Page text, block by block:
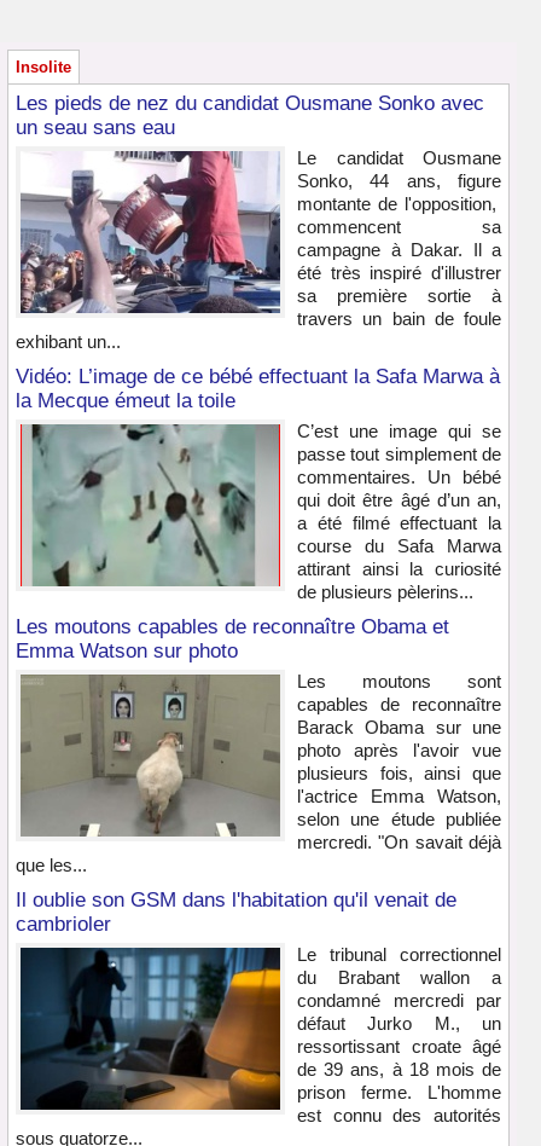
Insolite
Les pieds de nez du candidat Ousmane Sonko avec
un seau sans eau
Le candidat Ousmane
Sonko, 44 ans, figure
montante de l'opposition,
commencent sa
campagne à Dakar. Il a
été très inspiré d'illustrer
sa première sortie à
travers un bain de foule
exhibant un...
Vidéo: L’image de ce bébé effectuant la Safa Marwa à
la Mecque émeut la toile
C’est une image qui se
passe tout simplement de
commentaires. Un bébé
qui doit être âgé d’un an,
a été filmé effectuant la
course du Safa Marwa
attirant ainsi la curiosité
de plusieurs pèlerins...
Les moutons capables de reconnaître Obama et
Emma Watson sur photo
Les moutons sont
capables de reconnaître
Barack Obama sur une
photo après l'avoir vue
plusieurs fois, ainsi que
l'actrice Emma Watson,
selon une étude publiée
mercredi. "On savait déjà
que les...
Il oublie son GSM dans l'habitation qu'il venait de
cambrioler
Le tribunal correctionnel
du Brabant wallon a
condamné mercredi par
défaut Jurko M., un
ressortissant croate âgé
de 39 ans, à 18 mois de
prison ferme. L'homme
est connu des autorités
sous quatorze...